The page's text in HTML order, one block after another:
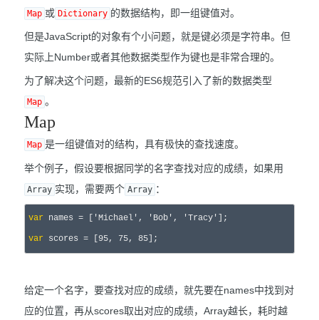
Map 或 Dictionary 的数据结构，即一组键值对。
但是JavaScript的对象有个小问题，就是键必须是字符串。但
实际上Number或者其他数据类型作为键也是非常合理的。
为了解决这个问题，最新的ES6规范引入了新的数据类型
Map 。
Map
Map 是一组键值对的结构，具有极快的查找速度。
举个例子，假设要根据同学的名字查找对应的成绩，如果用
Array 实现，需要两个 Array ：
var names = ['Michael', 'Bob', 'Tracy'
var scores = [95, 75, 85];
给定一个名字，要查找对应的成绩，就先要在names中找到对
应的位置，再从scores取出对应的成绩，Array越长，耗时越